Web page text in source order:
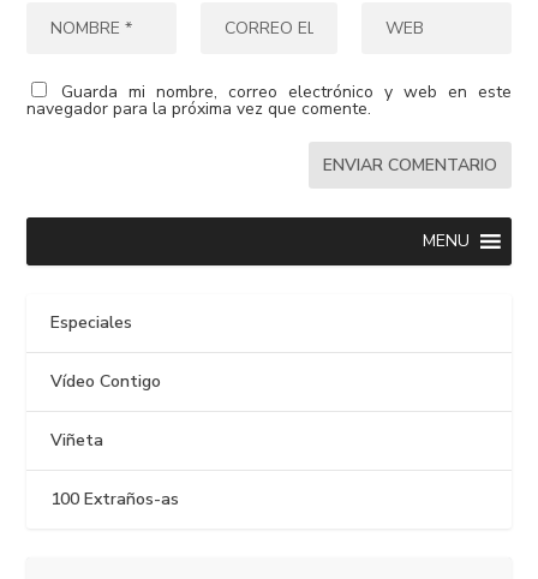
Guarda mi nombre, correo electrónico y web en este
navegador para la próxima vez que comente.
MENU
Especiales
Vídeo Contigo
Viñeta
100 Extraños-as